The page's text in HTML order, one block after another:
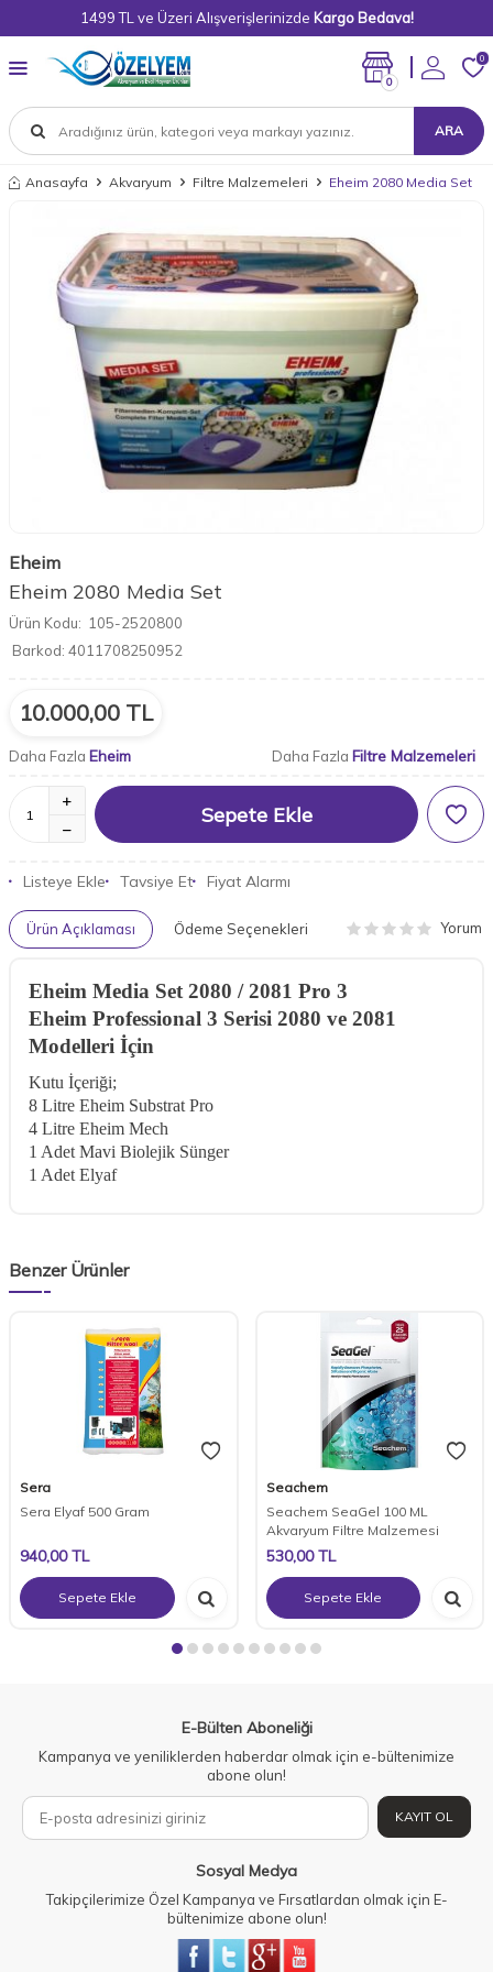
1499 TL ve Üzeri Alışverişlerinizde Kargo Bedava!
ARA
0
0
Anasayfa Akvaryum Filtre Malzemeleri Eheim 2080 Media Set
Eheim
Eheim 2080 Media Set
Ürün Kodu: 105-2520800
Barkod: 4011708250952
10.000,00 TL
Daha Fazla Eheim Daha Fazla Filtre Malzemeleri
Sepete Ekle
Listeye Ekle Tavsiye Et Fiyat Alarmı
Ürün Açıklaması Ödeme Seçenekleri Yorum
Eheim Media Set 2080 / 2081 Pro 3
Eheim Professional 3 Serisi 2080 ve 2081
Modelleri İçin
Kutu İçeriği;
8 Litre Eheim Substrat Pro
4 Litre Eheim Mech
1 Adet Mavi Biolejik Sünger
1 Adet Elyaf
Benzer Ürünler
Sera
Sera Elyaf 500 Gram
940,00TL
Sepete Ekle
Seachem
Seachem SeaGel 100 ML
Akvaryum Filtre Malzemesi
530,00TL
Sepete Ekle
E-Bülten Aboneliği
Kampanya ve yeniliklerden haberdar olmak için e-bültenimize
abone olun!
KAYIT OL
Sosyal Medya
Takipçilerimize Özel Kampanya ve Fırsatlardan olmak için E-
bültenimize abone olun!